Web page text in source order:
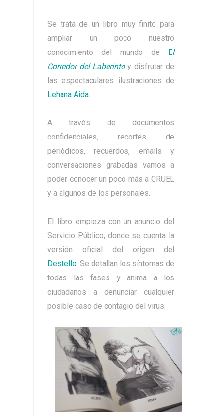
Se trata de un libro muy finito para
ampliar un poco nuestro
conocimiento del mundo de El
Corredor del Laberintoy disfrutar de
las espectaculares ilustraciones de
Lehana Aida.
A través de documentos
confidenciales, recortes de
periódicos, recuerdos, emails y
conversaciones grabadas vamos a
poder conocer un poco más a CRUEL
y a algunos de los personajes.
El libro empieza con un anuncio del
Servicio Público, donde se cuenta la
versión oficial del origen del
Destello. Se detallan los síntomas de
todas las fases y anima a los
ciudadanos a denunciar cualquier
posible caso de contagio del virus.